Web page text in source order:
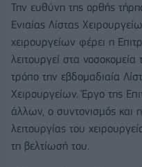
Την ευθύνη της ορθής
Ενιαίας Λίστας
χειρουργείων φέρει η
λειτουργεί στα
τρόπο την εβδομαδιαία
Χειρουργείων. Έργο της
άλλων, ο συντονισμός και
λειτουργίας του
τη βελτίωσή του.